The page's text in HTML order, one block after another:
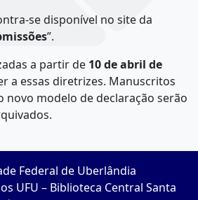
se disponível no site da
”.
a partir de 10 de abril de
a essas diretrizes. Manuscritos
novo modelo de declaração serão
Federal de Uberlândia
UFU – Biblioteca Central Santa